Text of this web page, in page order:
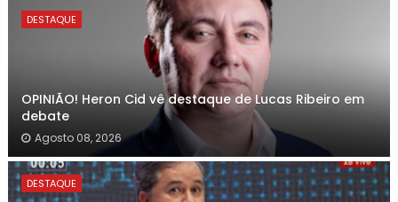
DESTAQUE
OPINIÃO! Heron Cid vê destaque de Lucas Ribeiro em
debate
Agosto 08, 2026
DESTAQUE